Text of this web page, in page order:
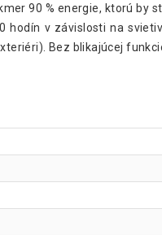
90 % energie, ktorú by
hodín v závislosti na
Bez blikajúcej